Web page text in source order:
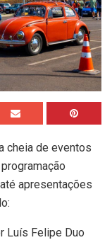
cheia de eventos
apresentações
Luís Felipe Duo